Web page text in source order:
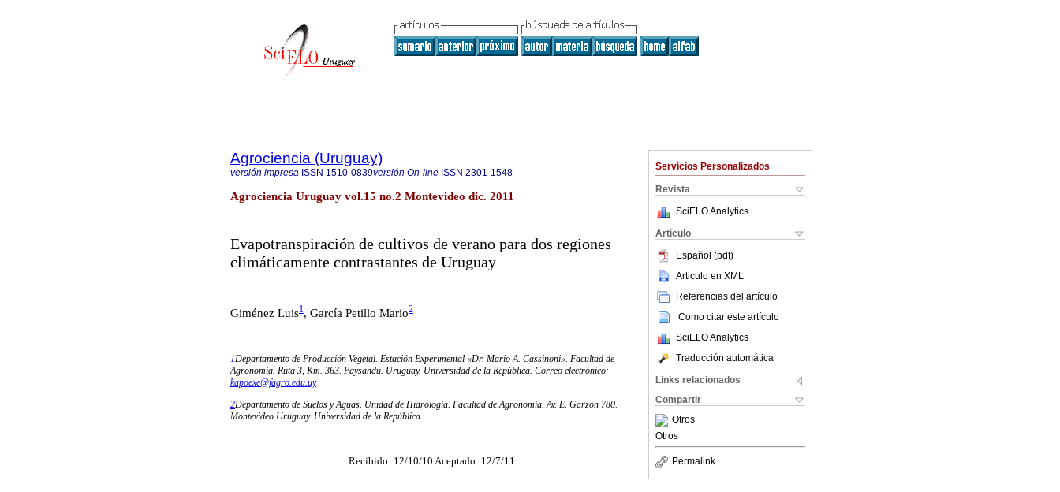
Servicios Personalizados
Revista
SciELO Analytics
Articulo
Español (pdf)
Articulo en XML
Referencias del artículo
Como citar este artículo
SciELO Analytics
Traducción automática
Links relacionados
Compartir
Otros
Otros
Permalink
Agrociencia (Uruguay)
versión impresa ISSN 1510-0839versión On-line ISSN 2301-1548
Agrociencia Uruguay vol.15 no.2 Montevideo dic. 2011
Evapotranspiración de cultivos de verano para dos regiones
climáticamente contrastantes de Uruguay
Giménez Luis1, García Petillo Mario2
1Departamento de Producción Vegetal. Estación Experimental «Dr. Mario A. Cassinoni». Facultad de
Agronomía. Ruta 3, Km. 363. Paysandú. Uruguay. Universidad de la República. Correo electrónico:
kapoexe@fagro.edu.uy
2Departamento de Suelos y Aguas. Unidad de Hidrología. Facultad de Agronomía. Av. E. Garzón 780.
Montevideo.Uruguay. Universidad de la República.
Recibido: 12/10/10 Aceptado: 12/7/11